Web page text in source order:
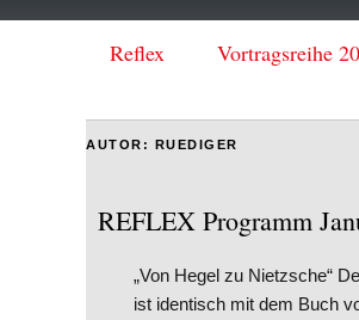
Reflex Vortragsreihe
AUTOR: RUEDIGER
REFLEX Programm
„Von Hegel zu Nietzsche“
ist identisch mit dem Buch